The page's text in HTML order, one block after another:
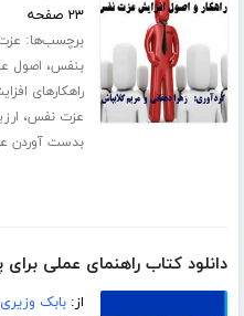
۲۳ صفحه
برچسب‌ها:
بنفس، اصول
راهکارهای
عزت نفس،
بدست آوردن
دانلود کتاب راهنمای عملی برای
از:بابک وزیری